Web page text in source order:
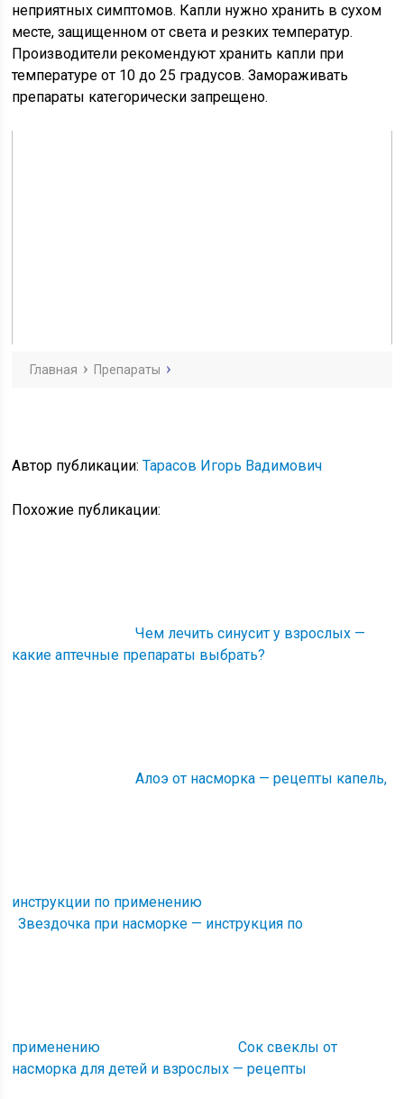
неприятных симптомов. Капли нужно хранить в сухом
месте, защищенном от света и резких температур.
Производители рекомендуют хранить капли при
температуре от 10 до 25 градусов. Замораживать
препараты категорически запрещено.
Главная Препараты
Автор публикации:Тарасов Игорь Вадимович
Похожие публикации:
Чем лечить синусит у взрослых —
какие аптечные препараты выбрать?
Алоэ от насморка — рецепты капель,
инструкции по применению
Звездочка при насморке — инструкция по
применению
Сок свеклы от
насморка для детей и взрослых — рецепты